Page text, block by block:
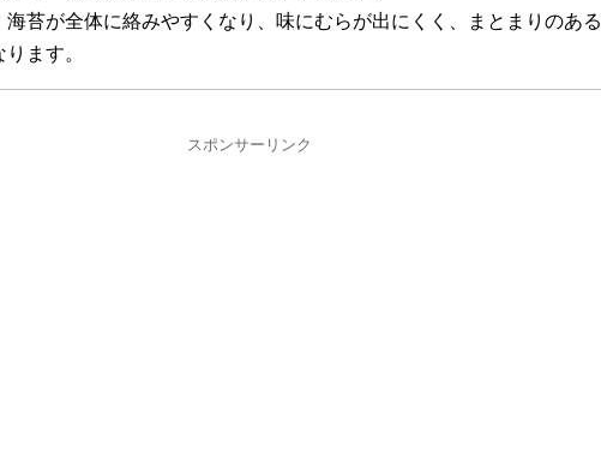
海苔が全体に絡みやすくなり、味にむらが出にくく、まとまりのある
ます。
スポンサーリンク